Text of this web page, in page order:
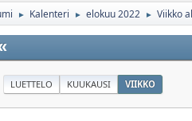
► Kalenteri ► elokuu 2022 ► Viikko
LUETTELO KUUKAUSI VIIKKO